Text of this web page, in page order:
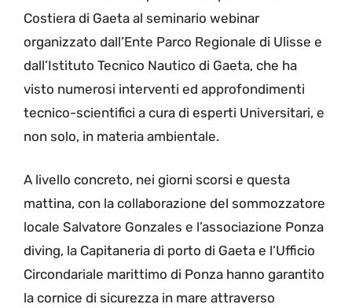
Costiera di Gaeta al seminario webinar
organizzato dall’Ente Parco Regionale di Ulisse e
dall’Istituto Tecnico Nautico di Gaeta, che ha
visto numerosi interventi ed approfondimenti
tecnico-scientifici a cura di esperti Universitari, e
non solo, in materia ambientale.
A livello concreto, nei giorni scorsi e questa
mattina, con la collaborazione del sommozzatore
locale Salvatore Gonzales e l’associazione Ponza
diving, la Capitaneria di porto di Gaeta e l’Ufficio
Circondariale marittimo di Ponza hanno garantito
la cornice di sicurezza in mare attraverso